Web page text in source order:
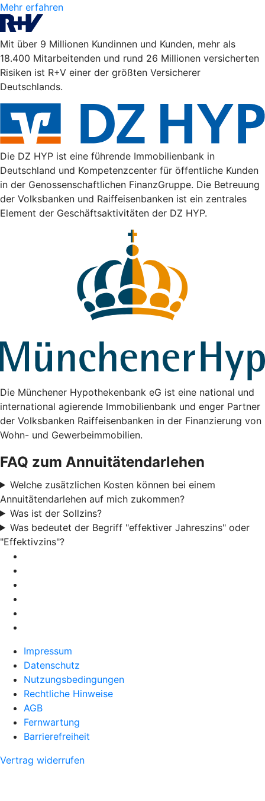
Mehr erfahren
Mit über 9 Millionen Kundinnen und Kunden, mehr als
18.400 Mitarbeitenden und rund 26 Millionen versicherten
Risiken ist R+V einer der größten Versicherer
Deutschlands.
Die DZ HYP ist eine führende Immobilienbank in
Deutschland und Kompetenzcenter für öffentliche Kunden
in der Genossenschaftlichen FinanzGruppe. Die Betreuung
der Volksbanken und Raiffeisenbanken ist ein zentrales
Element der Geschäftsaktivitäten der DZ HYP.
Die Münchener Hypothekenbank eG ist eine national und
international agierende Immobilienbank und enger Partner
der Volksbanken Raiffeisenbanken in der Finanzierung von
Wohn- und Gewerbeimmobilien.
FAQ zum Annuitätendarlehen
Welche zusätzlichen Kosten können bei einem
Annuitätendarlehen auf mich zukommen?
Was ist der Sollzins?
Was bedeutet der Begriff "effektiver Jahreszins" oder
"Effektivzins"?
Impressum
Datenschutz
Nutzungsbedingungen
Rechtliche Hinweise
AGB
Fernwartung
Barrierefreiheit
Vertrag widerrufen